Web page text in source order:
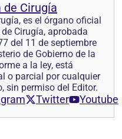
Cirugía
es el órgano oficial
Cirugía, aprobada
del 11 de septiembre
de Gobierno de la
a la ley, está
o parcial por cualquier
sin permiso del Editor.
Twitter Youtube